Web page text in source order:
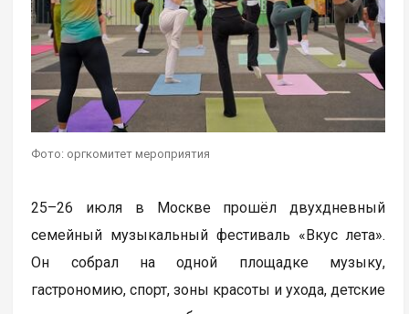
Фото: оргкомитет мероприятия
25–26 июля в Москве прошёл двухдневный
семейный музыкальный фестиваль «Вкус лета».
Он собрал на одной площадке музыку,
гастрономию, спорт, зоны красоты и ухода, детские